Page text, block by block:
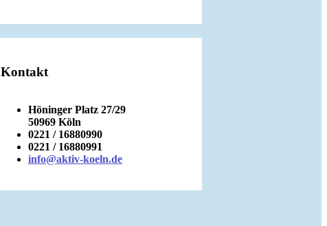
Kontakt
Höninger Platz 27/29
50969 Köln
0221 / 16880990
0221 / 16880991
info@aktiv-koeln.de